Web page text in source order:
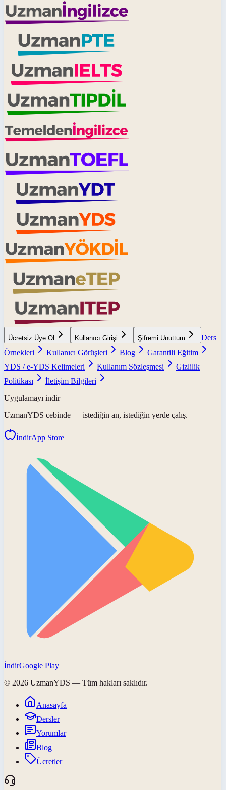
Ücretsiz Üye Ol Kullanıcı Girişi Şifremi Unuttum
Ders
Örnekleri
Kullanıcı Görüşleri Blog
Garantili Eğitim
YDS / e-YDS Kelimeleri
Kullanım Sözleşmesi
Gizlilik
Politikası
İletişim Bilgileri
Uygulamayı indir
UzmanYDS cebinde — istediğin an, istediğin yerde çalış.
İndirApp Store
İndirGoogle Play
© 2026 UzmanYDS — Tüm hakları saklıdır.
Anasayfa
Dersler
Yorumlar
Blog
Ücretler